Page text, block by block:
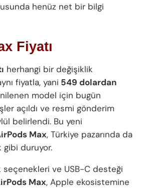
henüz net bir bilgi
Fiyatı
herhangi bir değişiklik
fiyatla, yani 549 dolardan
model için bugün
açıldı ve resmi gönderim
belirlendi. Bu yeni
Max, Türkiye pazarında da
gibi duruyor.
seçenekleri ve USB-C desteği
Max, Apple ekosistemine